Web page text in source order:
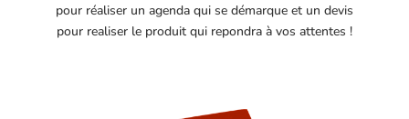
pour réaliser un agenda qui se démarque et un devis
pour realiser le produit qui repondra à vos attentes !